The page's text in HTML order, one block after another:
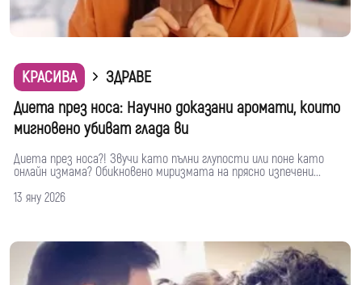
КРАСИВА
ЗДРАВЕ
Диета през носа: Научно доказани аромати, които
мигновено убиват глада ви
Диета през носа?! Звучи като пълни глупости или поне като
онлайн измама? Обикновено миризмата на прясно изпечени...
13 яну 2026